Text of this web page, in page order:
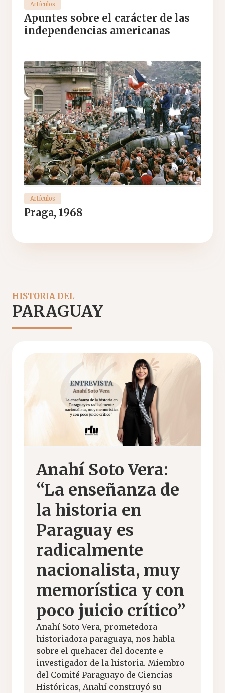
Artículos
Apuntes sobre el carácter de las
independencias americanas
Artículos
Praga, 1968
HISTORIA DEL
PARAGUAY
Anahí Soto Vera:
“La enseñanza de
la historia en
Paraguay es
radicalmente
nacionalista, muy
memorística y con
poco juicio crítico”
Anahí Soto Vera, prometedora
historiadora paraguaya, nos habla
sobre el quehacer del docente e
investigador de la historia. Miembro
del Comité Paraguayo de Ciencias
Históricas, Anahí construyó su